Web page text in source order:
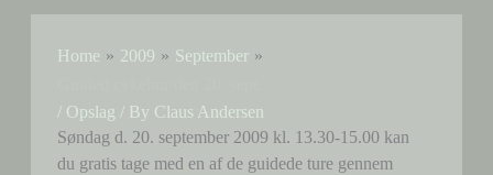
Home 2009
September
/ Opslag / By Claus Andersen
Søndag d. 20. september 2009 kl. 13.30-15.00 kan
du gratis tage med en af de guidede ture gennem